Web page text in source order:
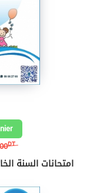
DT
امتحانات السنة